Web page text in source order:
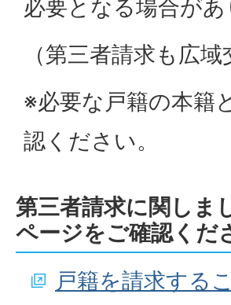
必要となる場合があ
（第三者請求も広
※必要な戸籍の本籍
認ください。
第三者請求に関しま
ページをご確認くだ
戸籍を請求する